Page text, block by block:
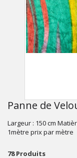
Panne de
Largeur : 150 cm
1mètre prix par mètre
78 Produits